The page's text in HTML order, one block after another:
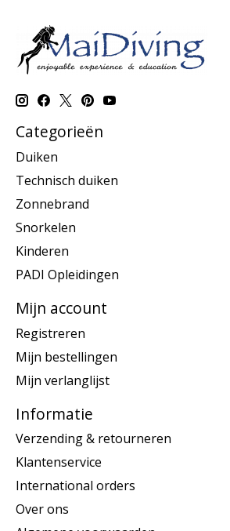
Categorieën
Duiken
Technisch duiken
Zonnebrand
Snorkelen
Kinderen
PADI Opleidingen
Mijn account
Registreren
Mijn bestellingen
Mijn verlanglijst
Informatie
Verzending & retourneren
Klantenservice
International orders
Over ons